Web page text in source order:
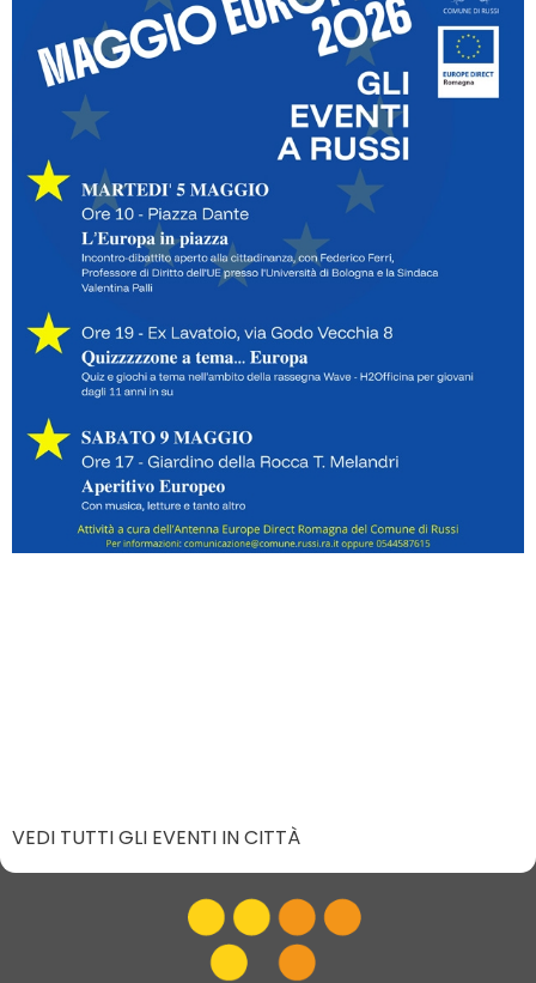
VEDI TUTTI GLI EVENTI IN CITTÀ